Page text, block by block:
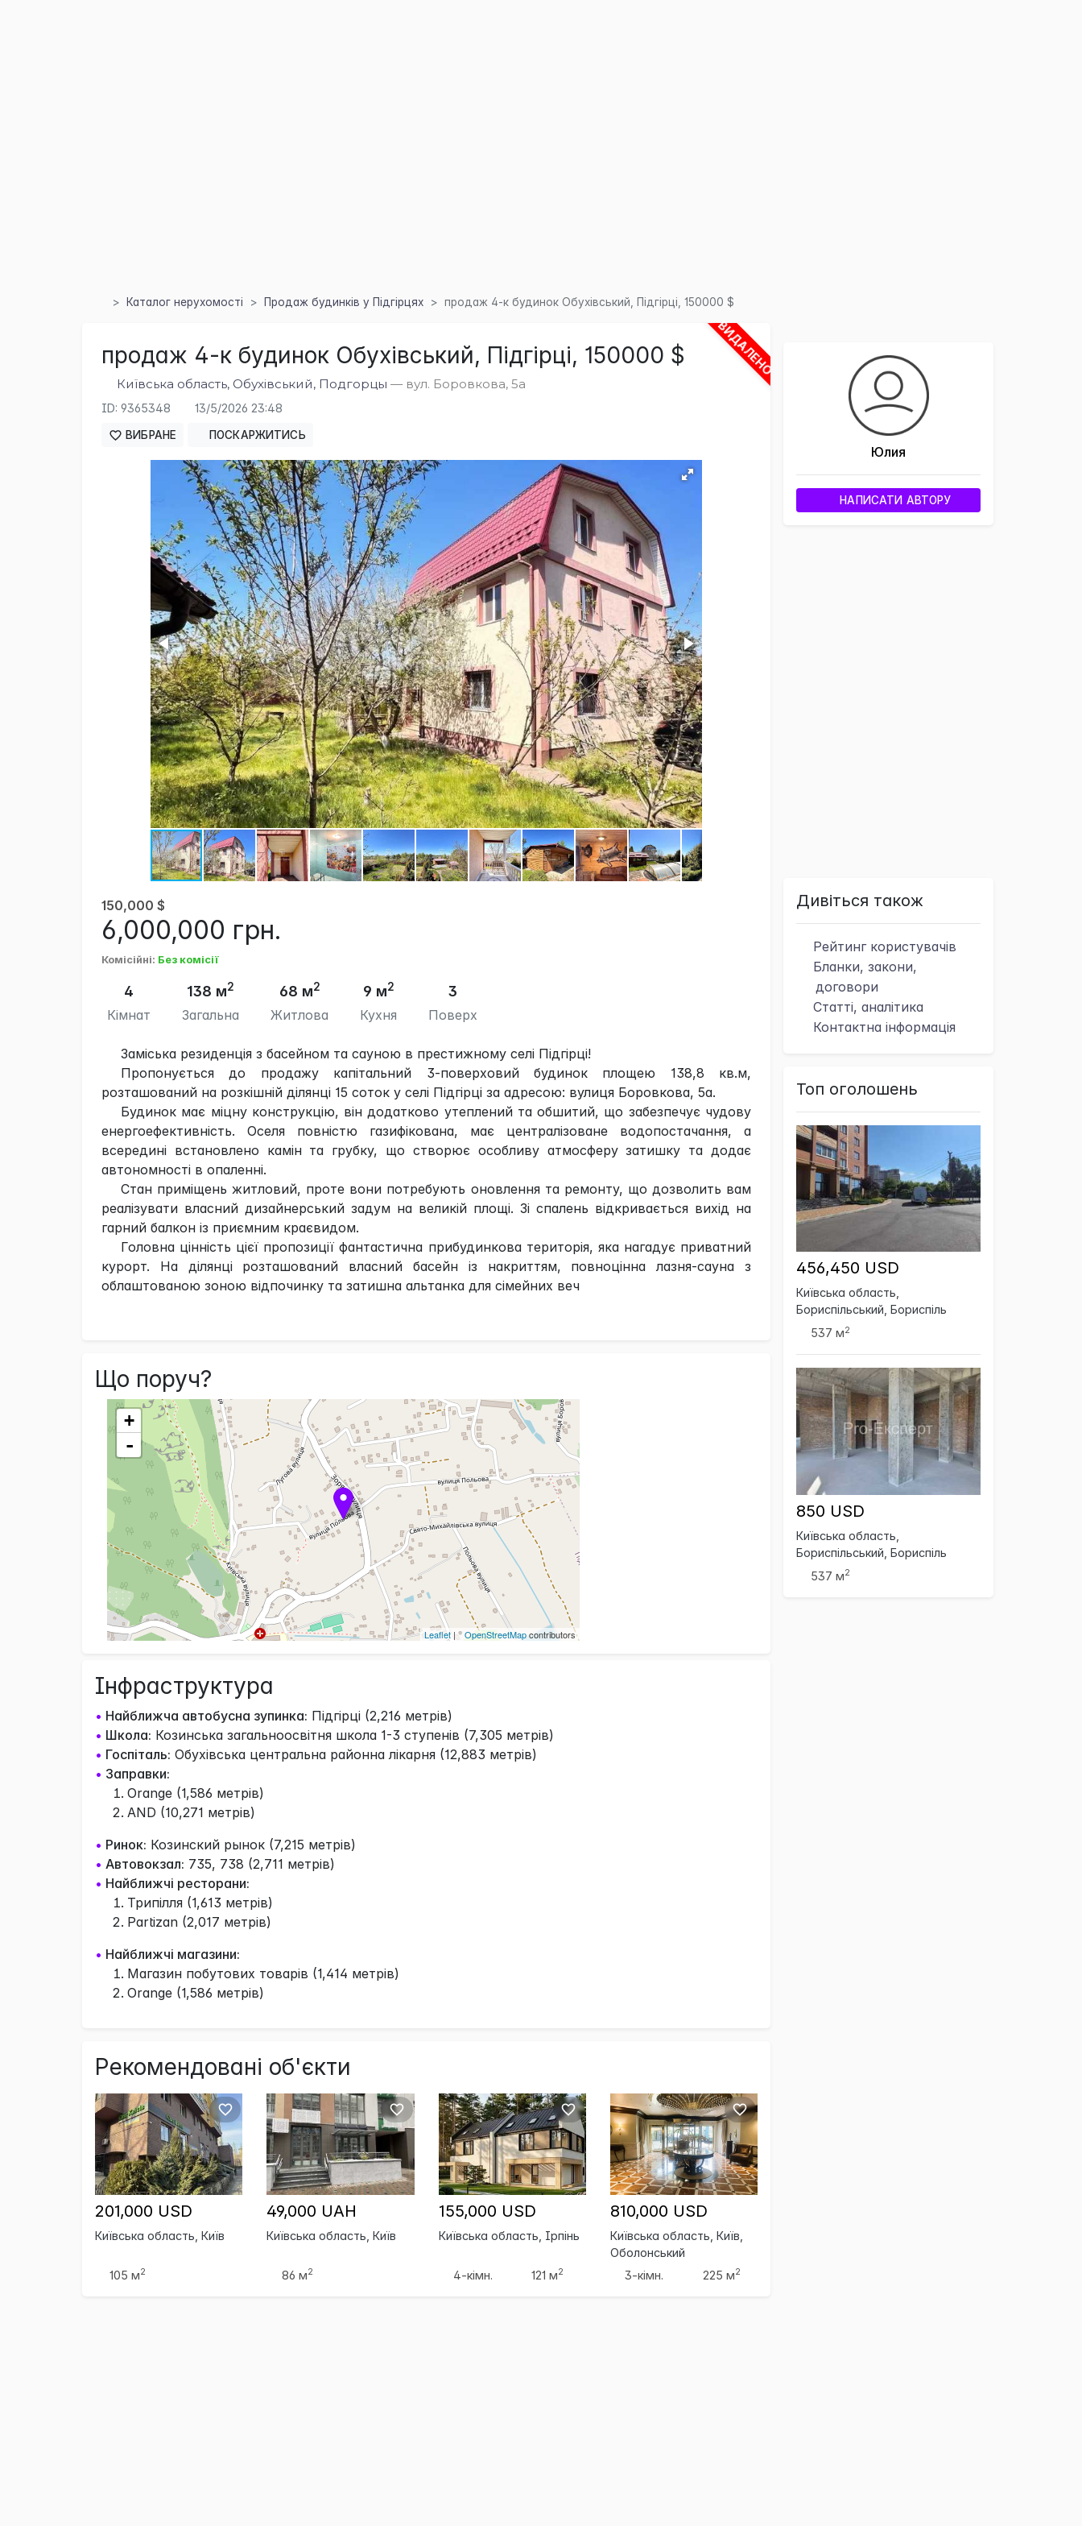
Каталог нерухомості Продаж будинків у Підгірцях продаж 4-к будинок Обухівський, Підгірці, 150000 $
ВИДАЛЕНО
продаж 4-к будинок Обухівський, Підгірці, 150000 $
Київська область, Обухівський, Подгорцы — вул. Боровкова, 5а
ID: 9365348 13/5/2026 23:48
ВИБРАНЕ ПОСКАРЖИТИСЬ
150,000 $
6,000,000 грн.
Комісійні: Без комісії
4
Кімнат
138 м2
Загальна
68 м2
Житлова
9 м2
Кухня
3
Поверх
Заміська резиденція з басейном та сауною в престижному селі Підгірці!
Пропонується до продажу капітальний 3-поверховий будинок площею 138,8 кв.м,
розташований на розкішній ділянці 15 соток у селі Підгірці за адресою: вулиця Боровкова, 5а.
Будинок має міцну конструкцію, він додатково утеплений та обшитий, що забезпечує чудову
енергоефективність. Оселя повністю газифікована, має централізоване водопостачання, а
всередині встановлено камін та грубку, що створює особливу атмосферу затишку та додає
автономності в опаленні.
Стан приміщень житловий, проте вони потребують оновлення та ремонту, що дозволить вам
реалізувати власний дизайнерський задум на великій площі. Зі спалень відкривається вихід на
гарний балкон із приємним краєвидом.
Головна цінність цієї пропозиції фантастична прибудинкова територія, яка нагадує приватний
курорт. На ділянці розташований власний басейн із накриттям, повноцінна лазня-сауна з
облаштованою зоною відпочинку та затишна альтанка для сімейних веч
Що поруч?
+
-
Leaflet | ©OpenStreetMapcontributors
Інфраструктура
• Найближча автобусна зупинка: Підгірці (2,216 метрів)
• Школа: Козинська загальноосвітня школа 1-3 ступенів (7,305 метрів)
• Госпіталь: Обухівська центральна районна лікарня (12,883 метрів)
• Заправки:
Orange (1,586 метрів)
AND (10,271 метрів)
• Ринок: Козинский рынок (7,215 метрів)
• Автовокзал: 735, 738 (2,711 метрів)
• Найближчі ресторани:
Трипілля (1,613 метрів)
Partizan (2,017 метрів)
• Найближчі магазини:
Магазин побутових товарів (1,414 метрів)
Orange (1,586 метрів)
Рекомендовані об'єкти
201,000 USD
Київська область, Київ
105 м2
49,000 UAH
Київська область, Київ
86 м2
155,000 USD
Київська область, Ірпінь
4-кімн. 121 м2
810,000 USD
Київська область, Київ,
Оболонський
3-кімн.
225 м2
Юлия
НАПИСАТИ АВТОРУ
Дивіться також
Рейтинг користувачів
Бланки, закони,
договори
Статті, аналітика
Контактна інформація
Топ оголошень
456,450 USD
Київська область,
Бориспільський, Бориспіль
537 м2
850 USD
Київська область,
Бориспільський, Бориспіль
537 м2